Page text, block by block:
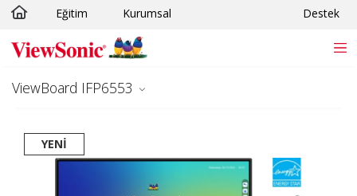
Skip to main content
Eğitim Kurumsal Destek
ViewBoard IFP6553
YENI